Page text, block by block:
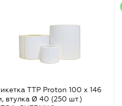
TTP Proton 100 x 146
втулка Ø 40 (250 шт.)